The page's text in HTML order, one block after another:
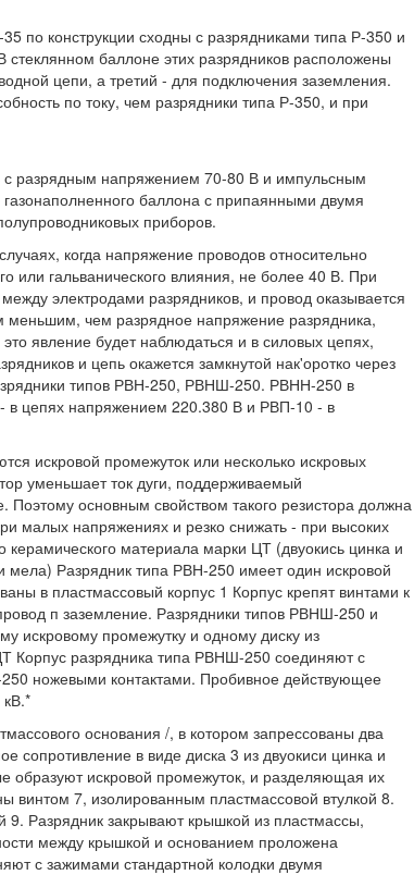
по конструкции сходны с разрядниками типа Р-350 и
баллоне этих разрядников расположены
цепи, а третий - для подключения заземления.
по току, чем разрядники типа Р-350, и при
с разрядным напряжением 70-80 В и импульсным
баллона с припаянными двумя
приборов.
когда напряжение проводов относительно
или гальванического влияния, не более 40 В. При
электродами разрядников, и провод оказывается
чем разрядное напряжение разрядника,
явление будет наблюдаться и в силовых цепях,
и цепь окажется замкнутой нак'оротко через
типов РВН-250, РВНШ-250. РВНН-250 в
цепях напряжением 220.380 В и РВП-10 - в
искровой промежуток или несколько искровых
уменьшает ток дуги, поддерживаемый
основным свойством такого резистора должна
малых напряжениях и резко снижать - при высоких
керамического материала марки ЦТ (двуокись цинка и
мела) Разрядник типа РВН-250 имеет один искровой
в пластмассовый корпус 1 Корпус крепят винтами к
п заземление. Разрядники типов РВНШ-250 и
искровому промежутку и одному диску из
Корпус разрядника типа РВНШ-250 соединяют с
ножевыми контактами. Пробивное действующее
основания /, в котором запрессованы два
в виде диска 3 из двуокиси цинка и
образуют искровой промежуток, и разделяющая их
7, изолированным пластмассовой втулкой 8.
9. Разрядник закрывают крышкой из пластмассы,
между крышкой и основанием проложена
с зажимами стандартной колодки двумя